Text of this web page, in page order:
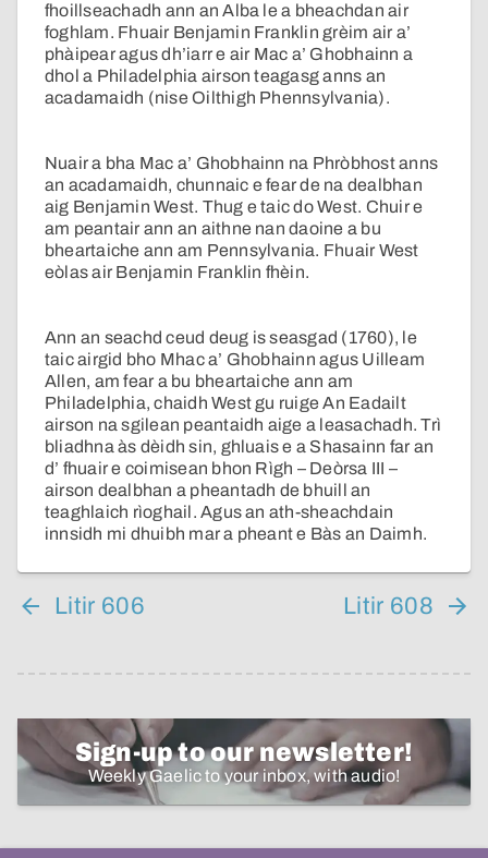
fhoillseachadh ann an Alba le a bheachdan air
foghlam. Fhuair Benjamin Franklin grèim air a’
phàipear agus dh’iarr e air Mac a’ Ghobhainn a
dhol a Philadelphia airson teagasg anns an
acadamaidh (nise Oilthigh Phennsylvania).
Nuair a bha Mac a’ Ghobhainn na Phròbhost anns
an acadamaidh, chunnaic e fear de na dealbhan
aig Benjamin West. Thug e taic do West. Chuir e
am peantair ann an aithne nan daoine a bu
bheartaiche ann am Pennsylvania. Fhuair West
eòlas air Benjamin Franklin fhèin.
Ann an seachd ceud deug is seasgad (1760), le
taic airgid bho Mhac a’ Ghobhainn agus Uilleam
Allen, am fear a bu bheartaiche ann am
Philadelphia, chaidh West gu ruige An Eadailt
airson na sgilean peantaidh aige a leasachadh. Trì
bliadhna às dèidh sin, ghluais e a Shasainn far an
d’ fhuair e coimisean bhon Rìgh – Deòrsa III –
airson dealbhan a pheantadh de bhuill an
teaghlaich rìoghail. Agus an ath-sheachdain
innsidh mi dhuibh mar a pheant e Bàs an Daimh.
Litir 606 Litir 608
Sign-up to our newsletter!
Weekly Gaelic to your inbox, with audio!